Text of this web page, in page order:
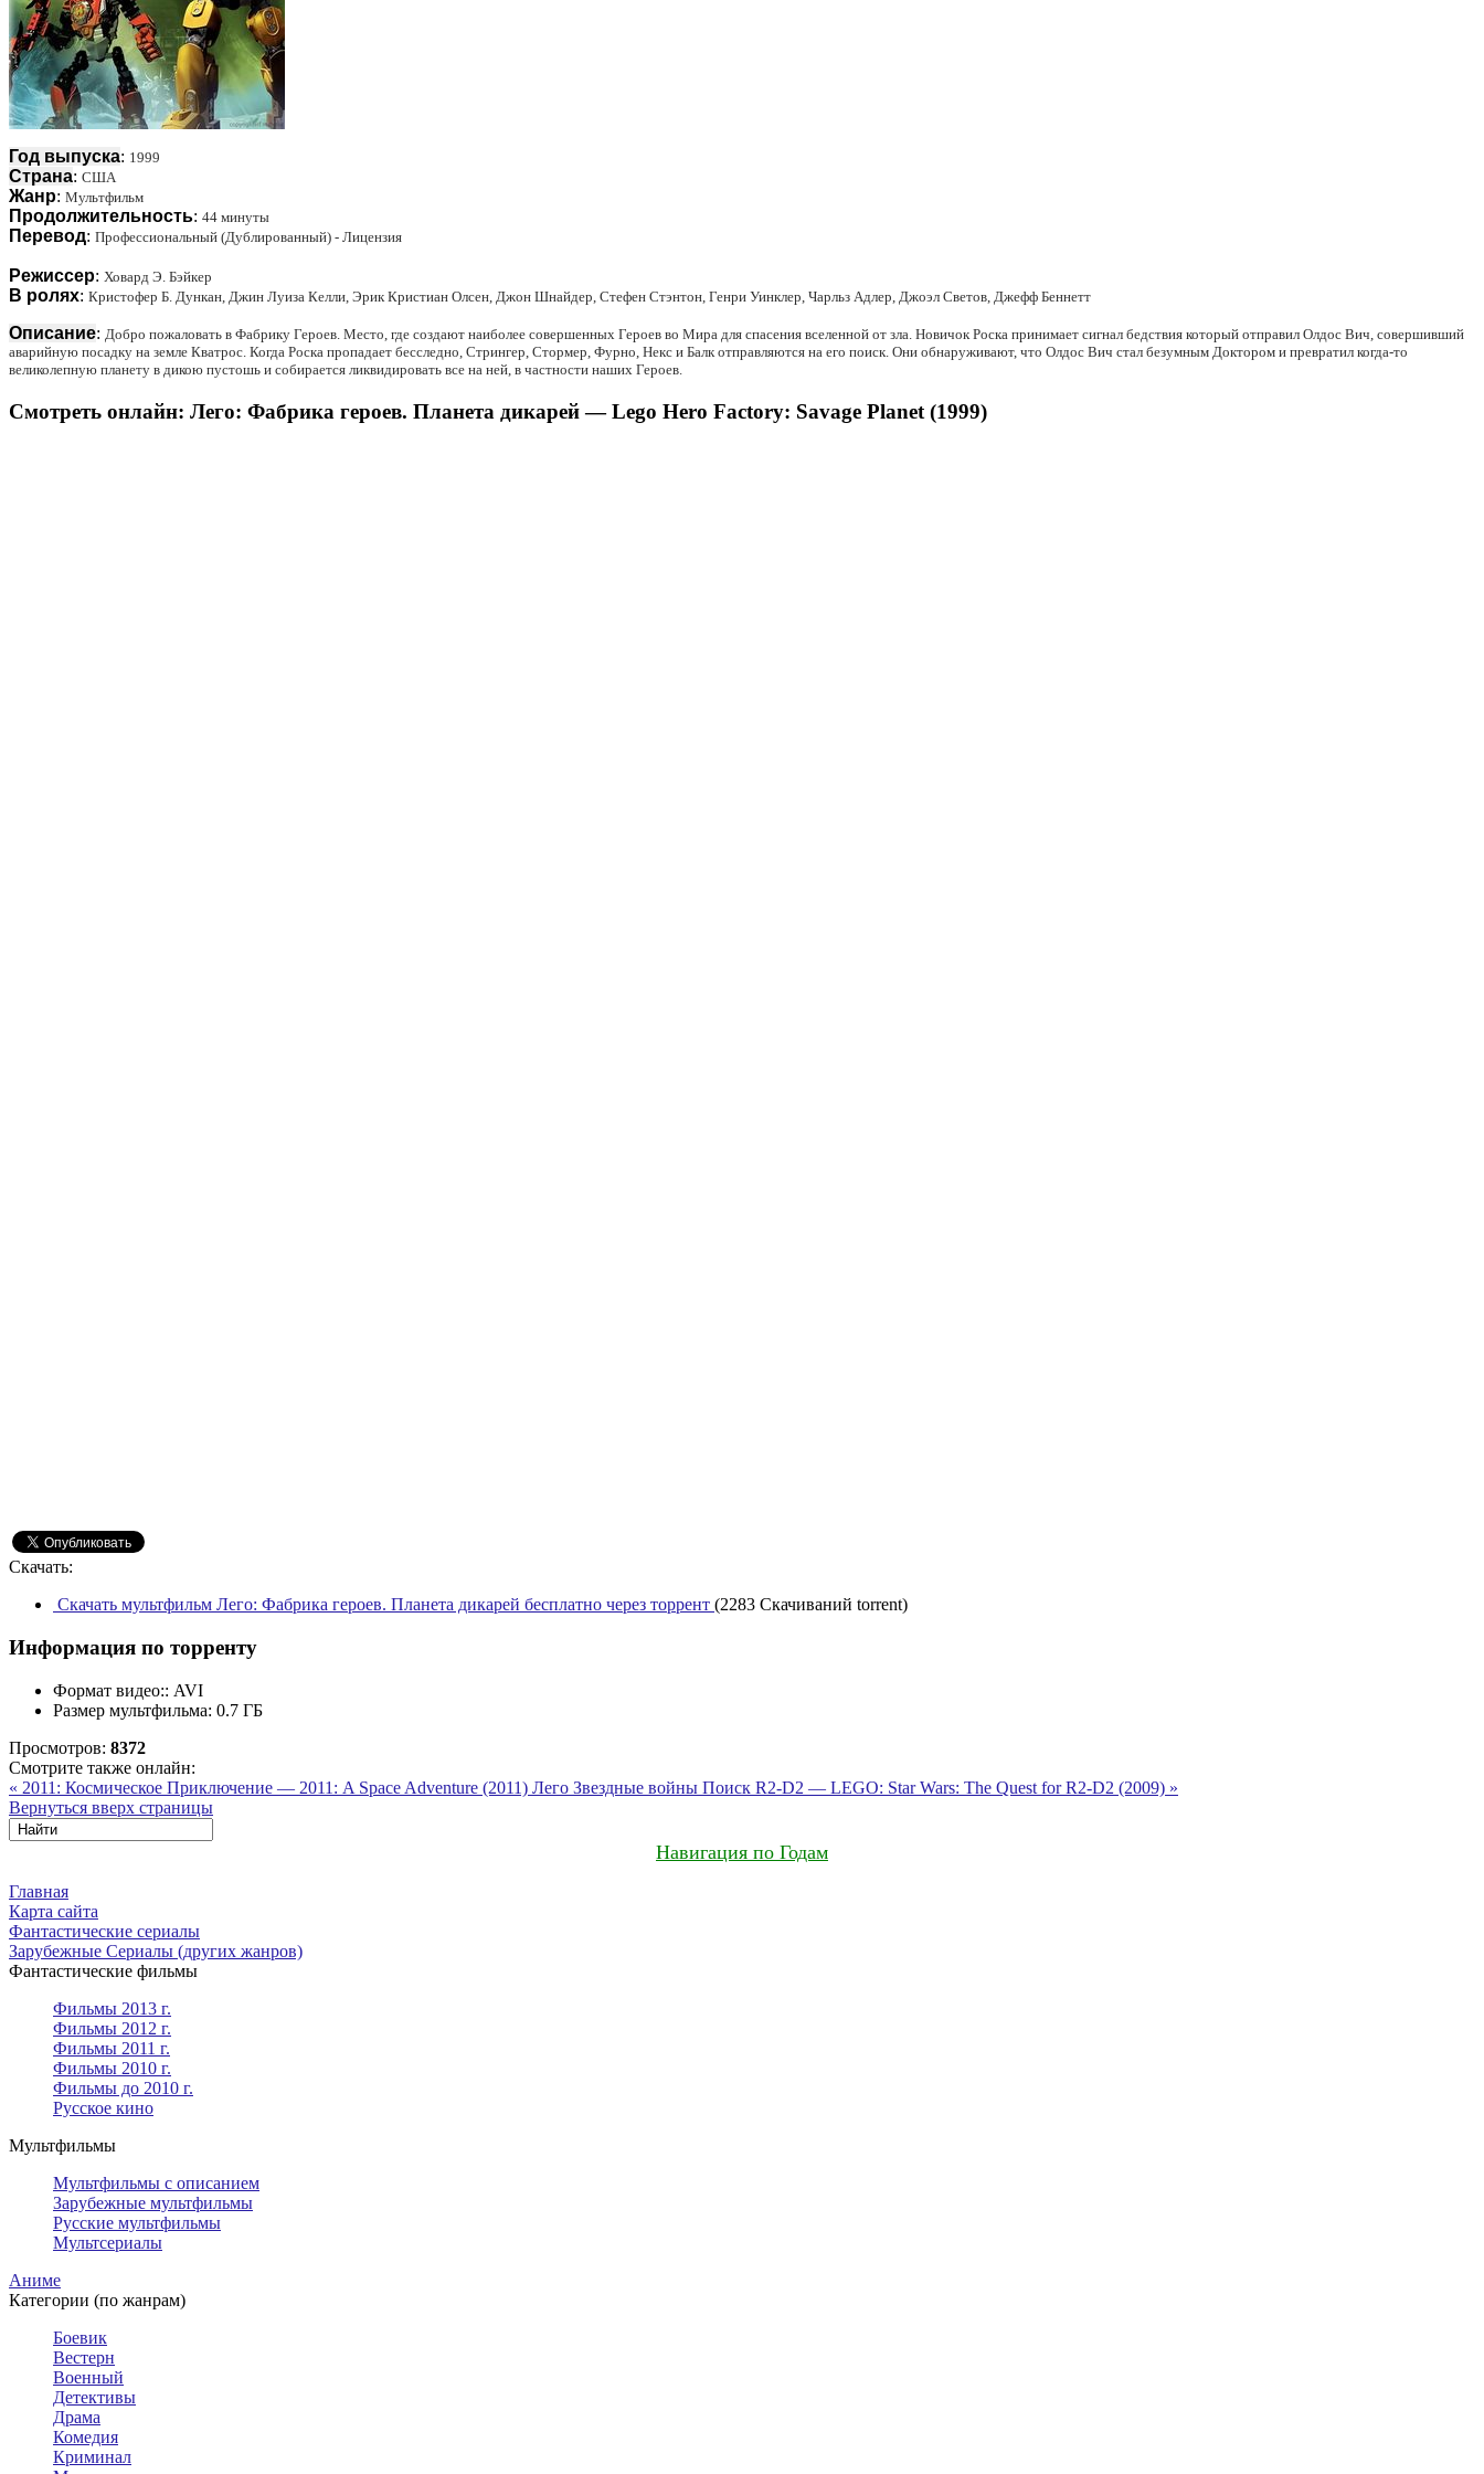
Год выпуска: 1999
Страна: США
Жанр: Мультфильм
Продолжительность: 44 минуты
Перевод: Профессиональный (Дублированный) - Лицензия
Режиссер: Ховард Э. Бэйкер
В ролях: Кристофер Б. Дункан, Джин Луиза Келли, Эрик Кристиан Олсен, Джон Шнайдер, Стефен Стэнтон, Генри Уинклер, Чарльз Адлер, Джоэл Светов, Джефф Беннетт
Описание: Добро пожаловать в Фабрику Героев. Место, где создают наиболее совершенных Героев во Мира для спасения вселенной от зла. Новичок Роска принимает сигнал бедствия который отправил Олдос Вич, совершивший
аварийную посадку на земле Кватрос. Когда Роска пропадает бесследно, Стрингер, Стормер, Фурно, Некс и Балк отправляются на его поиск. Они обнаруживают, что Олдос Вич стал безумным Доктором и превратил когда-то
великолепную планету в дикою пустошь и собирается ликвидировать все на ней, в частности наших Героев.
Смотреть онлайн: Лего: Фабрика героев. Планета дикарей — Lego Hero Factory: Savage Planet (1999)
Скачать:
Скачать мультфильм Лего: Фабрика героев. Планета дикарей бесплатно через торрент (2283 Скачиваний torrent)
Информация по торренту
Формат видео:: AVI
Размер мультфильма: 0.7 ГБ
Просмотров: 8372
Смотрите также онлайн:
« 2011: Космическое Приключение — 2011: A Space Adventure (2011) Лего Звездные войны Поиск R2-D2 — LEGO: Star Wars: The Quest for R2-D2 (2009) »
Вернуться вверх страницы
Навигация по Годам
Главная
Карта сайта
Фантастические сериалы
Зарубежные Сериалы (других жанров)
Фантастические фильмы
Фильмы 2013 г.
Фильмы 2012 г.
Фильмы 2011 г.
Фильмы 2010 г.
Фильмы до 2010 г.
Русское кино
Мультфильмы
Мультфильмы с описанием
Зарубежные мультфильмы
Русские мультфильмы
Мультсериалы
Аниме
Категории (по жанрам)
Боевик
Вестерн
Военный
Детективы
Драма
Комедия
Криминал